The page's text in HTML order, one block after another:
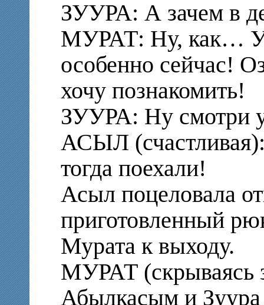
ЗУУРА: А зачем в
МУРАТ: Ну, как… У
особенно сейчас!
хочу познакомить!
ЗУУРА: Ну смотри
АСЫЛ
тогда поехали!
Асыл поцеловала
приготовленный
Мурата к выходу.
МУРАТ (скрываясь
Абылкасым и Зуура